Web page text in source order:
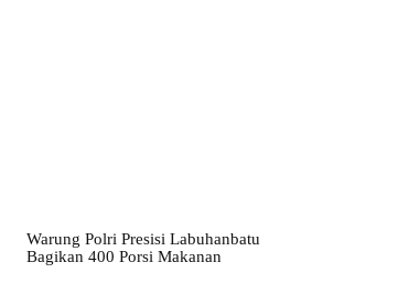
Warung Polri Presisi Labuhanbatu
Bagikan 400 Porsi Makanan